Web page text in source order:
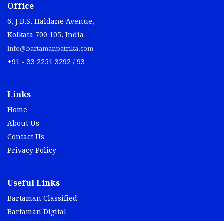
Office
6, J.B.S. Haldane Avenue,
Kolkata 700 105, India.
info@bartamanpatrika.com
+91 - 33 2251 3292 / 93
Links
Home
About Us
Contact Us
Privacy Policy
Useful Links
Bartaman Classified
Bartaman Digital